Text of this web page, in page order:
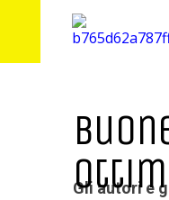
Gli autori e